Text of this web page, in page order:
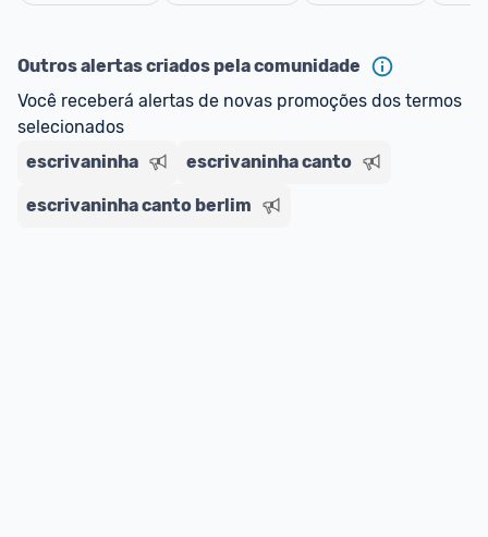
E lembre-se: você sempre pode contar ajuda da
comunidade para tirar dúvidas ou acionar os
nossos Admins marcando
comentário ou através do Fale com o Promobit.
Outros alertas criados pela comunidade
Você receberá alertas de novas promoções dos termos
selecionados
escrivaninha
escrivaninha canto
escrivaninha canto berlim